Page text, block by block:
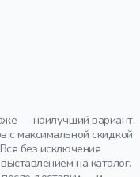
— наилучший вариант.
максимальной скидкой
без исключения
на каталог.